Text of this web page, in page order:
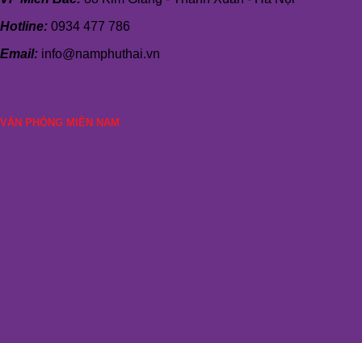
Hotline: 0934 477 786
Email: info@namphuthai.vn
VĂN PHÒNG MIỀN NAM